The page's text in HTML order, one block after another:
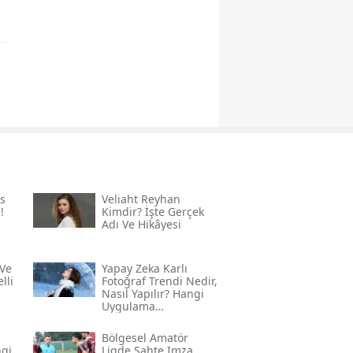
Veliaht Reyhan
Kimdir? İşte Gerçek
Adı Ve Hikâyesi
Yapay Zeka Karlı
Fotoğraf Trendi Nedir,
Nasıl Yapılır? Hangi
Uygulama
Adım Adım Rehber
Bölgesel Amatör